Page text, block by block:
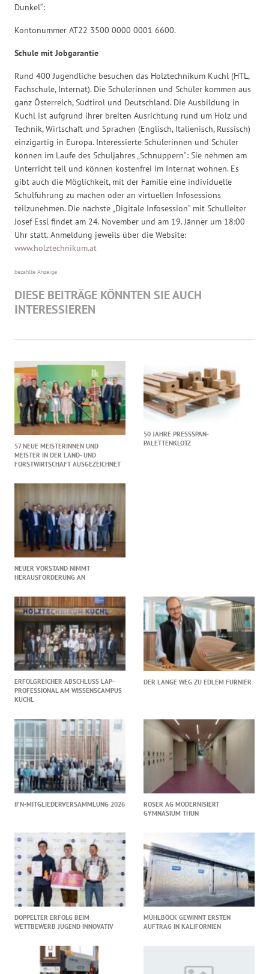
Dunkel“:
Kontonummer AT22 3500 0000 0001 6600.
Schule mit Jobgarantie
Rund 400 Jugendliche besuchen das Holztechnikum Kuchl (HTL,
Fachschule, Internat). Die Schülerinnen und Schüler kommen aus
ganz Österreich, Südtirol und Deutschland. Die Ausbildung in
Kuchl ist aufgrund ihrer breiten Ausrichtung rund um Holz und
Technik, Wirtschaft und Sprachen (Englisch, Italienisch, Russisch)
einzigartig in Europa. Interessierte Schülerinnen und Schüler
können im Laufe des Schuljahres „Schnuppern“: Sie nehmen am
Unterricht teil und können kostenfrei im Internat wohnen. Es
gibt auch die Möglichkeit, mit der Familie eine individuelle
Schulführung zu machen oder an virtuellen Infosessions
teilzunehmen. Die nächste „Digitale Infosession“ mit Schulleiter
Josef Essl findet am 24. November und am 19. Jänner um 18:00
Uhr statt. Anmeldung jeweils über die Website:
www.holztechnikum.at
bezahlte Anzeige
DIESE BEITRÄGE KÖNNTEN SIE AUCH
INTERESSIEREN
57 NEUE MEISTERINNEN UND
MEISTER IN DER LAND- UND
FORSTWIRTSCHAFT AUSGEZEICHNET
50 JAHRE PRESSSPAN-
PALETTENKLOTZ
NEUER VORSTAND NIMMT
HERAUSFORDERUNG AN
ERFOLGREICHER ABSCHLUSS LAP-
PROFESSIONAL AM WISSENSCAMPUS
KUCHL
DER LANGE WEG ZU EDLEM FURNIER
IFN-MITGLIEDERVERSAMMLUNG 2026
ROSER AG MODERNISIERT
GYMNASIUM THUN
DOPPELTER ERFOLG BEIM
WETTBEWERB JUGEND INNOVATIV
MÜHLBÖCK GEWINNT ERSTEN
AUFTRAG IN KALIFORNIEN